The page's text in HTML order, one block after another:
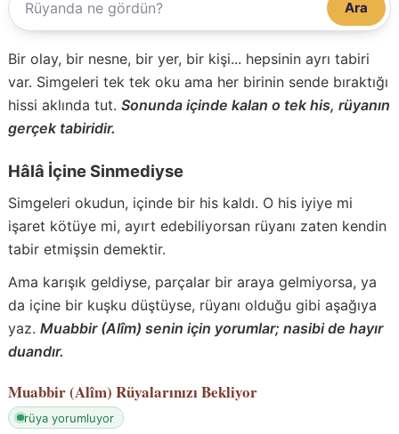
Ara
Bir olay, bir nesne, bir yer, bir kişi... hepsinin ayrı tabiri
var. Simgeleri tek tek oku ama her birinin sende bıraktığı
hissi aklında tut. Sonunda içinde kalan o tek his, rüyanın
gerçek tabiridir.
Hâlâ İçine Sinmediyse
Simgeleri okudun, içinde bir his kaldı. O his iyiye mi
işaret kötüye mi, ayırt edebiliyorsan rüyanı zaten kendin
tabir etmişsin demektir.
Ama karışık geldiyse, parçalar bir araya gelmiyorsa, ya
da içine bir kuşku düştüyse, rüyanı olduğu gibi aşağıya
yaz. Muabbir (Alîm) senin için yorumlar; nasibi de hayır
duandır.
Muabbir (Alîm) Rüyalarınızı Bekliyor
rüya yorumluyor